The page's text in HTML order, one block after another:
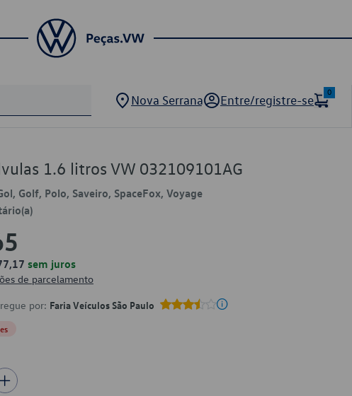
Nova Serrana Entre/registre-se
0
1.6 litros VW 032109101AG
Golf, Polo, Saveiro, SpaceFox, Voyage
sem juros
de parcelamento
por: Faria Veículos São Paulo